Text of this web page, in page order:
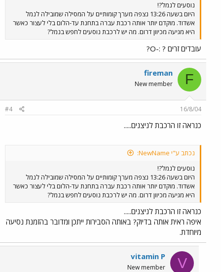
נוסעים לנמל?!
היום בשעה 13:26 נצפה מערך קומותיים על המסילה שמובילה לנמל
אשדוד. מוקדם יותר אותה רכבת עברה בתחנת עד-הלום בלי לעצור כאשר
היא מגיעה מכיוון דרום. מה יש לרכבת נוסעים לחפש בנמל?
עובדים זרים ? :-O?
F
fireman
New member
16/8/04
#4
כנראה זו הרכבת לניצנים.....
נכתב ע"י NewName:
נוסעים לנמל?!
היום בשעה 13:26 נצפה מערך קומותיים על המסילה שמובילה לנמל
אשדוד. מוקדם יותר אותה רכבת עברה בתחנת עד-הלום בלי לעצור כאשר
היא מגיעה מכיוון דרום. מה יש לרכבת נוסעים לחפש בנמל?
כנראה זו הרכבת לניצנים.....
איפה ראית אותה בדיוק? באותה הסבירות ייתכן ומדובר בהזמנת נסיעה
מיוחדת.
V
vitamin P
New member